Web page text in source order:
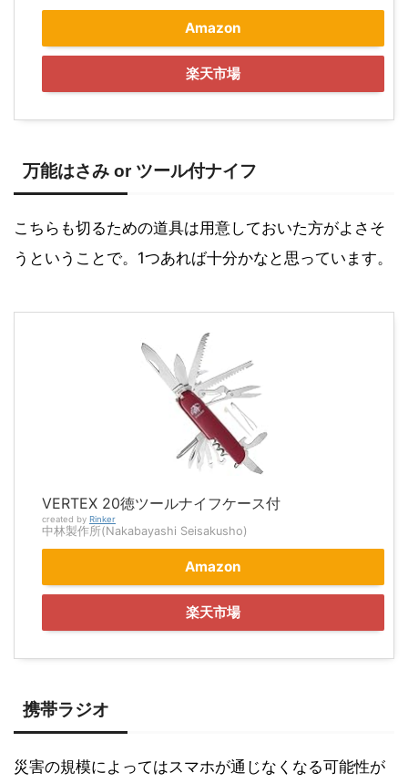
Amazon
楽天市場
万能はさみ or ツール付ナイフ
こちらも切るための道具は用意しておいた方がよさそ
うということで。1つあれば十分かなと思っています。
VERTEX 20徳ツールナイフケース付
created by Rinker
中林製作所(Nakabayashi Seisakusho)
Amazon
楽天市場
携帯ラジオ
災害の規模によってはスマホが通じなくなる可能性が